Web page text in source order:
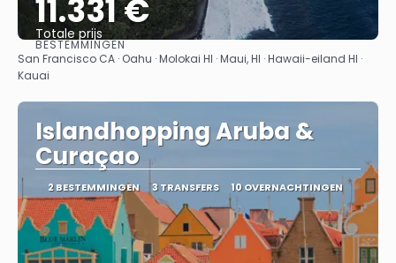
11.331 €
Totale prijs
Bekijk
BESTEMMINGEN
San Francisco CA · Oahu · Molokai HI · Maui, HI · Hawaii-eiland HI ·
Kauai
Islandhopping Aruba &
Curaçao
2 BESTEMMINGEN 3 TRANSFERS 10 OVERNACHTINGEN